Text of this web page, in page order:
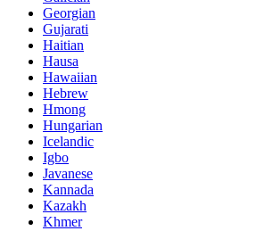
Georgian
Gujarati
Haitian
Hausa
Hawaiian
Hebrew
Hmong
Hungarian
Icelandic
Igbo
Javanese
Kannada
Kazakh
Khmer